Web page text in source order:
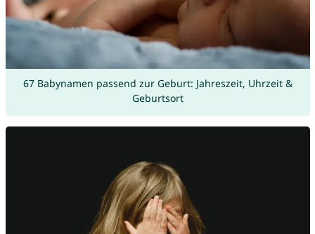
67 Babynamen passend zur Geburt: Jahreszeit, Uhrzeit &
Geburtsort